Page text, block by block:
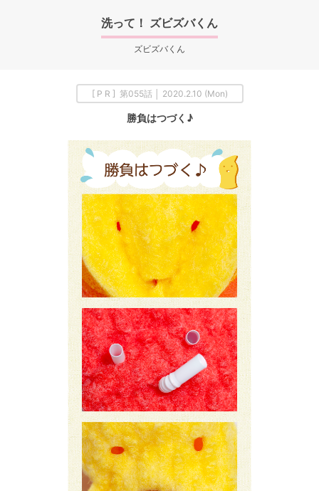
洗って！ ズビズバくん
ズビズバくん
[ P R ] 第055話 │ 2020.2.10 (Mon)
勝負はつづく♪